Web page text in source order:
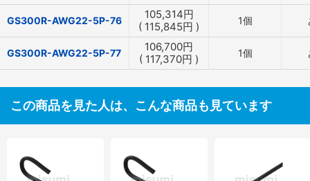
GS300R-AWG22-5P-76 105,314円
( 115,845円 ) 1個
GS300R-AWG22-5P-77 106,700円
( 117,370円 ) 1個
この商品を見た人は、こんな商品も見ています